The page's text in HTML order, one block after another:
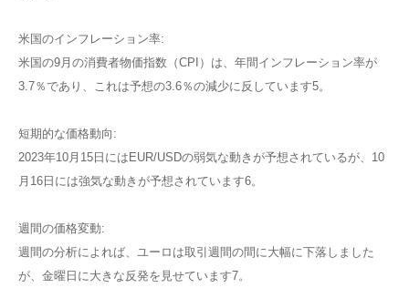
米国のインフレーション率:
米国の9月の消費者物価指数（CPI）は、年間インフレーション率が
3.7％であり、これは予想の3.6％の減少に反しています​5​。
短期的な価格動向:
2023年10月15日にはEUR/USDの弱気な動きが予想されているが、10
月16日には強気な動きが予想されています​6​。
週間の価格変動:
週間の分析によれば、ユーロは取引週間の間に大幅に下落しました
が、金曜日に大きな反発を見せています​7​。